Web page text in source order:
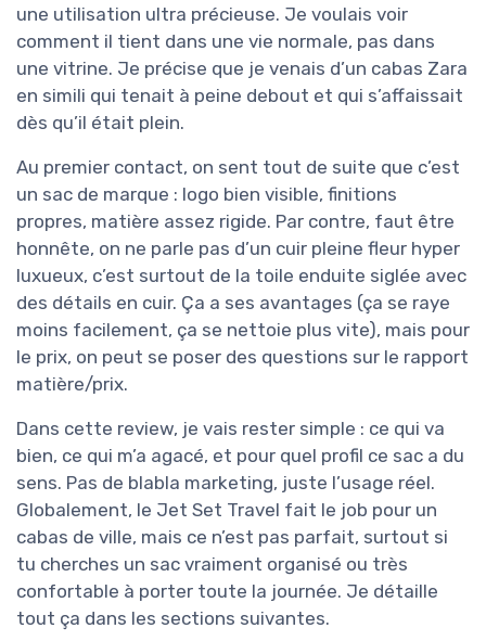
une utilisation ultra précieuse. Je voulais voir
comment il tient dans une vie normale, pas dans
une vitrine. Je précise que je venais d’un cabas Zara
en simili qui tenait à peine debout et qui s’affaissait
dès qu’il était plein.
Au premier contact, on sent tout de suite que c’est
un sac de marque : logo bien visible, finitions
propres, matière assez rigide. Par contre, faut être
honnête, on ne parle pas d’un cuir pleine fleur hyper
luxueux, c’est surtout de la toile enduite siglée avec
des détails en cuir. Ça a ses avantages (ça se raye
moins facilement, ça se nettoie plus vite), mais pour
le prix, on peut se poser des questions sur le rapport
matière/prix.
Dans cette review, je vais rester simple : ce qui va
bien, ce qui m’a agacé, et pour quel profil ce sac a du
sens. Pas de blabla marketing, juste l’usage réel.
Globalement, le Jet Set Travel fait le job pour un
cabas de ville, mais ce n’est pas parfait, surtout si
tu cherches un sac vraiment organisé ou très
confortable à porter toute la journée. Je détaille
tout ça dans les sections suivantes.